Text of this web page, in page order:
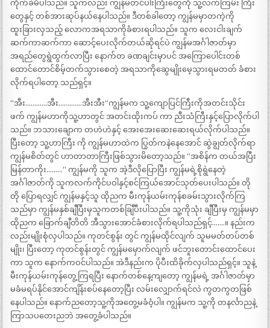
ကိုက်ခဲမိပါသည်။ သူကလည်း ကျွန်မတင်ပါးကြီးတွေကို သူ့လက်ကြမ်း ကြီး
တွေနှင့် တစ်အားဆုပ်နယ်နေပါသည်။ ဒီတစ်ခါတော့ ကျွန်မမှာတကဲ့ကို
ထူးခြားလှသည့် လောကအရသာကိုခံစားရပါသည်။ သူက လေးငါးချက်
ဆက်ကာဆက်ကာ ဆောင့်ပေးလိုက်တယ်ဆိုရင်ပဲ ကျွန်မအင်္ဂါဇာတ်မှာ
အရည်တွေရွဲထွက်လာပြီး နောက်တ ခဏချင်းမှာပင် အကြောပေါင်းတစ်
ထောင်တောင်စိမ့်တက်သွားစေတဲ့ အရသာကိုဆွေမျိုးမေ့သွားရမတတ် ခံစား
လိုက်ရပါတော့ သည်ရှင့်။
“အီး…………အီး………….အီးအီး“ကျွန်မက သူ့ကျောပြင်ကြီးကိုအတင်းသိုင်း
ဖက် ကျွန်မဟာကိုသူ့ဟာတွင် အတင်းထိုးကပ် ကာ ညီးသံကြီးနှင့်ပြောလိုက်ပါ
သည်။ ဘသားချောက တဟဲဟဲနှင့် အေးအေးဆေးဆေးရယ်လိုက်ပါသည်။
ပြီးတော့ သူ့ဟာကြီး ကို ကျွန်မဟာထဲက ပြွတ်ကနဲနေအောင် ဆွဲချွတ်လိုက်ရာ
ကျွန်မစိတ်တွင် ဟာတာတာကြီးဖြစ်သွားမိတော့သည်။ “အစိန်က တယ်အပြီး
မြန်တာကိုး………“ ကျွန်မကို သူက အဲ့ဒီလိုပြောပြီး ကျွန်မရဲ့စိုရွဲနေတဲ့
အင်္ဂါဇာတ်ကို သူကလက်ကိုင်ပဝါနှင့်စင်ကြယ်အောင်သုတ်ပေးပါသည်။ တို
တို ပြောရလျှင် ကျွန်မနှင့်သူ ထိုညက မီးကုန်ယမ်းကုန်စခမ်းသွားလိုက်ကြ
သည်မှာ ကျွန်မနှစ်ချီပြီးမှသူကတစ်ချြီပီးပါသည်။ သူ့ကိုသုံး ချီပြီးမှ ကျွန်မမှာ
ထိုညက ခြောက်ချီတိတိ အီသွားအောင်ခံစားလိုက်ရပါသည်ရှင့်…….။ နည်းက
လည်းမျိုးစုံလှပါသည်။ ကုတင်စွန်း တွင် ကျွန်မထိုင်လျက် သူမမတ်တပ်တစ်
မျိုး၊ ပြီးတော့ ကုတင်စွန်းတွင် ကျွန်မမှောက်လျက် ဖင်ဘူးတောင်းထောင်ပေး
ကာ သူက နောက်ကဝင်ပါသည်။ အဲဒီနည်းက ပိုပီးထိခိုက်လှပါသည်ရှင့်။ သူနဲ့
မီးကုန်ယမ်းကုန်တွေ့ကြရပြီး နောက်တစ်နေ့ကျတော့ ကျွန်မရဲ့ အင်္ဂါဇာတ်မှာ
မခံမရပ်နိုင်အောင်ကျိန်းစပ်နေတော့ပြီး လမ်းလျှောက်ရင်လဲ ကွတကွတဖြစ်
နေပါသည်။ နောက်ညတော့သူ့ကိုအတွေ့မခံဝံ့ပါ။ ကျွန်မက သူ့ကို တနင်္လာညနဲ့
ကြာသပတေးညဘဲ အတွေ့ခံပါသည်။